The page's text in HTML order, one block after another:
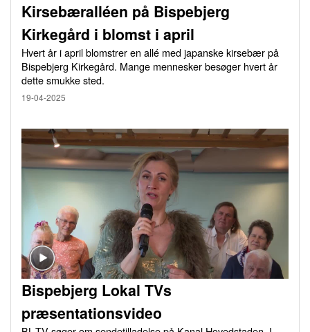
Kirsebæralléen på Bispebjerg
Kirkegård i blomst i april
Hvert år i april blomstrer en allé med japanske kirsebær på
Bispebjerg Kirkegård. Mange mennesker besøger hvert år
dette smukke sted.
19-04-2025
Bispebjerg Lokal TVs
præsentationsvideo